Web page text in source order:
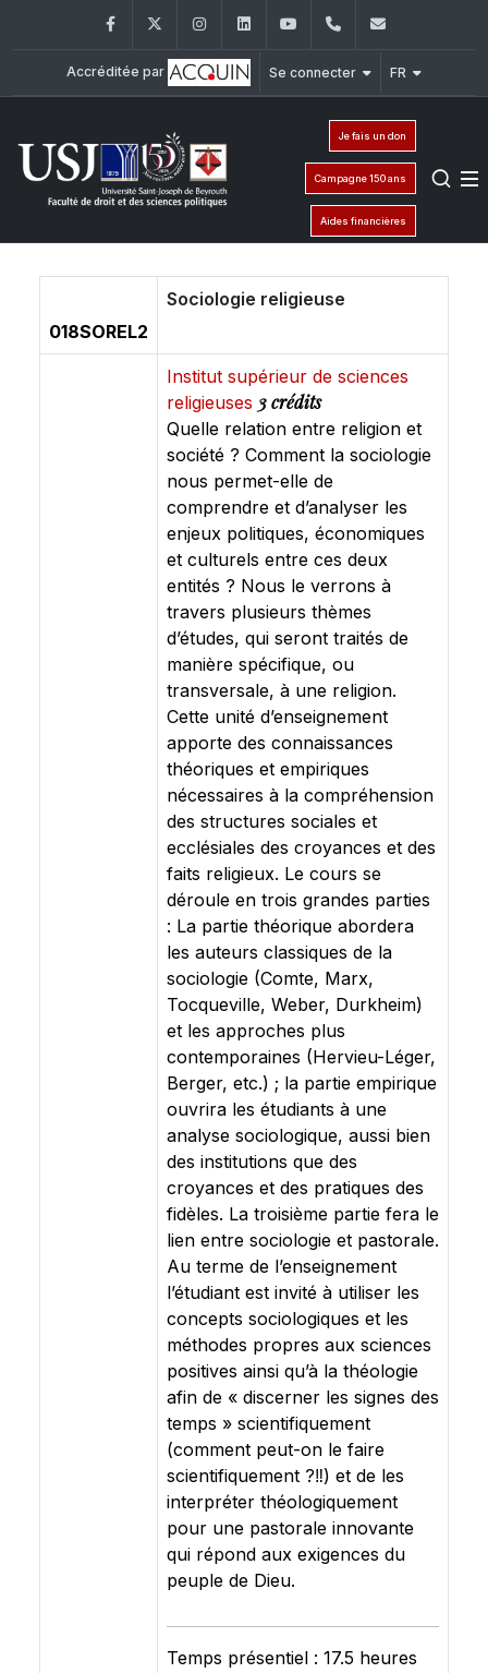
FacebookTwitter InstagramLinkedInYouTube+961 (1) 421 432
Accréditée par Se connecter FR
Je fais un don
Campagne 150 ans
Aides financières
018SOREL2
Sociologie religieuse
Institut supérieur de sciences
religieuses 3 crédits
Quelle relation entre religion et
société ? Comment la sociologie
nous permet-elle de
comprendre et d’analyser les
enjeux politiques, économiques
et culturels entre ces deux
entités ? Nous le verrons à
travers plusieurs thèmes
d’études, qui seront traités de
manière spécifique, ou
transversale, à une religion.
Cette unité d’enseignement
apporte des connaissances
théoriques et empiriques
nécessaires à la compréhension
des structures sociales et
ecclésiales des croyances et des
faits religieux. Le cours se
déroule en trois grandes parties
: La partie théorique abordera
les auteurs classiques de la
sociologie (Comte, Marx,
Tocqueville, Weber, Durkheim)
et les approches plus
contemporaines (Hervieu-Léger,
Berger, etc.) ; la partie empirique
ouvrira les étudiants à une
analyse sociologique, aussi bien
des institutions que des
croyances et des pratiques des
fidèles. La troisième partie fera le
lien entre sociologie et pastorale.
Au terme de l’enseignement
l’étudiant est invité à utiliser les
concepts sociologiques et les
méthodes propres aux sciences
positives ainsi qu’à la théologie
afin de « discerner les signes des
temps » scientifiquement
(comment peut-on le faire
scientifiquement ?‼) et de les
interpréter théologiquement
pour une pastorale innovante
qui répond aux exigences du
peuple de Dieu.
Temps présentiel : 17.5 heures